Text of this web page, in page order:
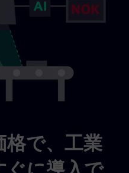
格で、工業